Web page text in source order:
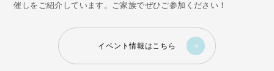
催しをご紹介しています。ご家族でぜひご参加ください！
イベント情報はこちら